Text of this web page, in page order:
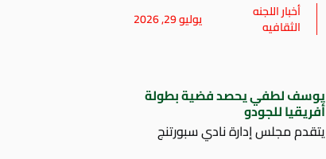
أخبار اللجنه
الثقافيه يوليو 29, 2026
يوسف لطفي يحصد فضية بطولة
أفريقيا للجودو
يتقدم مجلس إدارة نادي سبورتنج